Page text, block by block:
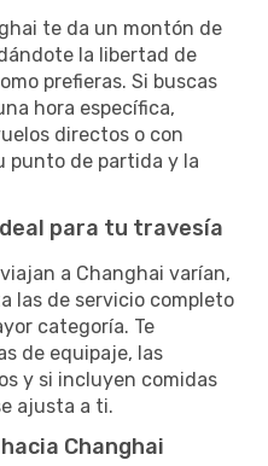
te da un montón de
la libertad de
prefieras. Si buscas
hora específica,
directos o con
punto de partida y la
para tu travesía
a Changhai varían,
las de servicio completo
categoría. Te
de equipaje, las
y si incluyen comidas
ajusta a ti.
Changhai